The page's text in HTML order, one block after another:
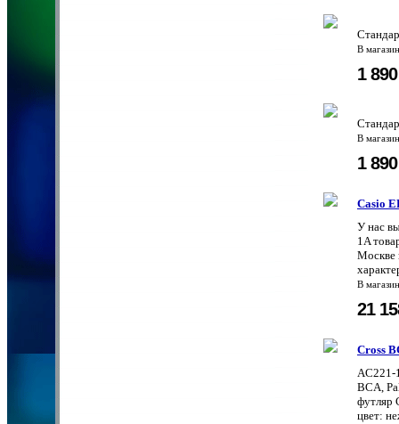
В
1
В
1
Casio
У нас
1A
Москве
В
21
Cross
AC221-
BCA,
футляр
цвет: